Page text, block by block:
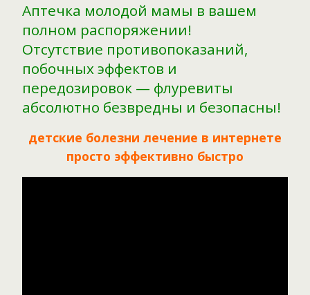
Аптечка молодой мамы в вашем
полном распоряжении!
Отсутствие противопоказаний,
побочных эффектов и
передозировок — флуревиты
абсолютно безвредны и безопасны!
детские болезни лечение в интернете
просто эффективно быстро